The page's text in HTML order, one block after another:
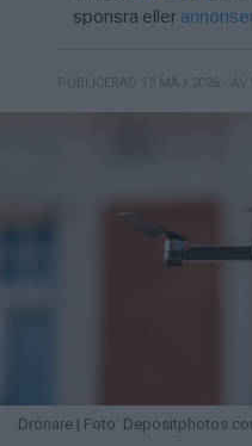
sponsra eller
PUBLICERAD 13 MAJ 2026 -
Drönare | Foto: